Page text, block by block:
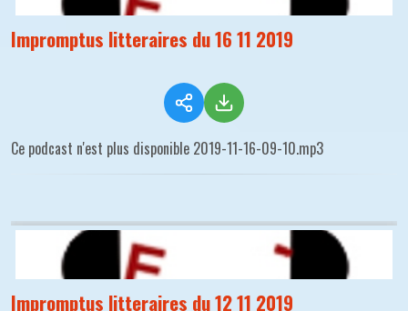
Impromptus litteraires du 16 11 2019
Ce podcast n'est plus disponible 2019-11-16-09-10.mp3
Impromptus litteraires du 12 11 2019